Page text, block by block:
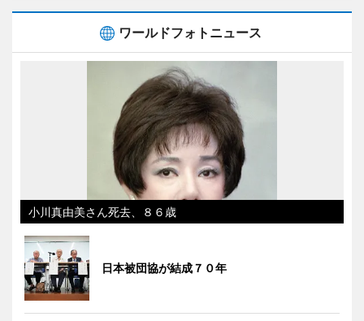
ワールドフォトニュース
小川真由美さん死去、８６歳
日本被団協が結成７０年